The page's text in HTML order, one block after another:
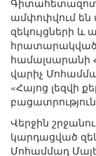
ամփոփվում են
զեկույցների և
հրատարակված
համալսարանի
վարիչ
«Հայոց լեզվի
Վերջին
կարդացված
Մոհամմադ